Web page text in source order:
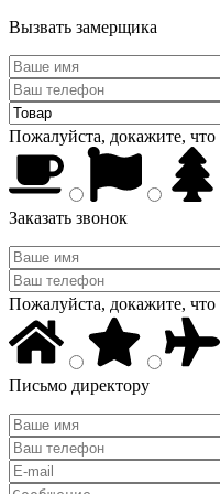
Вызвать замерщика
Пожалуйста, докажите,
Заказать звонок
Пожалуйста, докажите,
Письмо директору